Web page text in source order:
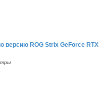
версию ROG Strix GeForce